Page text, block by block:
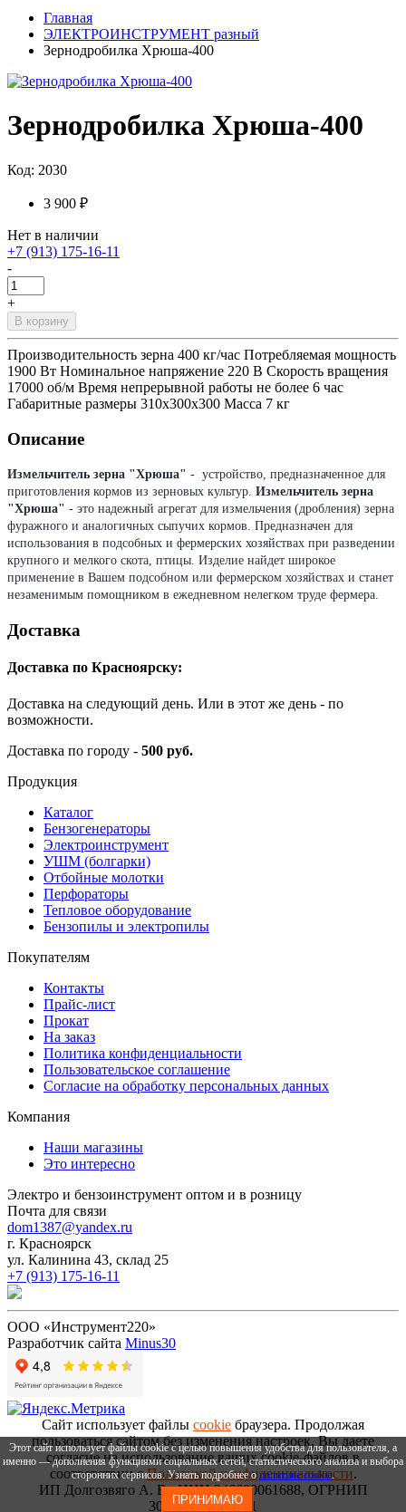
Главная
ЭЛЕКТРОИНСТРУМЕНТ разный
Зернодробилка Хрюша-400
Зернодробилка Хрюша-400
Код: 2030
3 900 ₽
Нет в наличии
+7 (913) 175-16-11
-
+
В корзину
Производительность зерна 400 кг/час Потребляемая мощность
1900 Вт Номинальное напряжение 220 В Скорость вращения
17000 об/м Время непрерывной работы не более 6 час
Габаритные размеры 310х300х300 Масса 7 кг
Описание
Измельчитель зерна "Хрюша" - устройство, предназначенное для
приготовления кормов из зерновых культур. Измельчитель зерна
"Хрюша" - это надежный агрегат для измельчения (дробления) зерна
фуражного и аналогичных сыпучих кормов. Предназначен для
использования в подсобных и фермерских хозяйствах при разведении
крупного и мелкого скота, птицы. Изделие найдет широкое
применение в Вашем подсобном или фермерском хозяйствах и станет
незаменимым помощником в ежедневном нелегком труде фермера.
Доставка
Доставка по Красноярску:
Доставка на следующий день. Или в этот же день - по
возможности.
Доставка по городу - 500 руб.
Этот сайт использует файлы cookie с целью повышения удобства для пользователя, а
именно — дополнения функциями социальных сетей, статистического анализа и выбора
сторонних сервисов. Узнать подробнее ополитике cookie.
ПРИНИМАЮ
Продукция
Каталог
Бензогенераторы
Электроинструмент
УШМ (болгарки)
Отбойные молотки
Перфораторы
Тепловое оборудование
Бензопилы и электропилы
Покупателям
Контакты
Прайс-лист
Прокат
На заказ
Политика конфиденциальности
Пользовательское соглашение
Согласие на обработку персональных данных
Компания
Наши магазины
Это интересно
Электро и бензоинструмент оптом и в розницу
Почта для связи
dom1387@yandex.ru
г. Красноярск
ул. Калинина 43, склад 25
+7 (913) 175-16-11
ООО «Инструмент220»
Разработчик сайта Minus30
Сайт использует файлы cookie браузера. Продолжая
пользоваться сайтом без изменения настроек, Вы даете
согласие на использование ваших cookie-файлов в
соответствии сПолитикой конфиденциальности.
ИП Долгозвяго А. В., ИНН 246600061688, ОГРНИП
306246636300031